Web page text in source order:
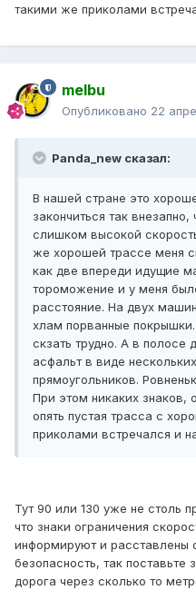
такими же приколами
melbu
Опубликовано 22
Panda_new сказал:
В нашей стране это
закончиться так
слишком высокой
же хорошей трассе меня
как две впереди идущие
тороможение и у меня
расстояние. На двух
хлам порванные
скзать трудно. А в полосе
асфальт в виде
прямоугольников.
При этом никаких знаков,
опять пустая трасса с
приколами встречался и
Тут 90 или 130 уже не столь
что знаки ограничения
информируют и расставлены
безопасность, так поставьте
дорога через сколько то